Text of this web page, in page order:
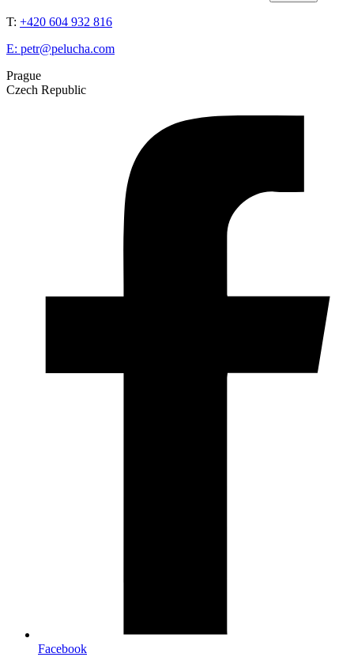
T: +420 604 932 816
E: petr@pelucha.com
Prague
Czech Republic
Facebook